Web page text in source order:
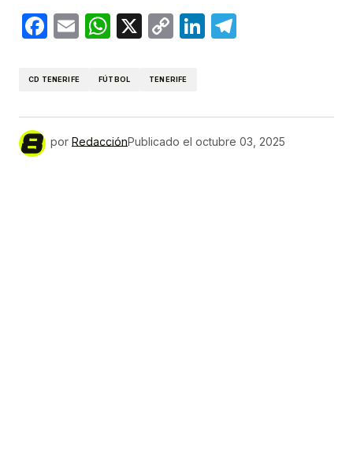
Facebook
EmailWhatsApp
X
CopyLinkedIn
CD TENERIFE FÚTBOL TENERIFE
por RedacciónPublicado el octubre 03, 2025